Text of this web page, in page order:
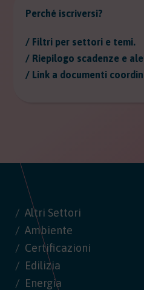
Perché iscriversi?
/ Filtri per settori e temi.
/ Riepilogo scadenze e
/ Link a documenti
Altri Settori
Ambiente
Certificazioni
Edilizia
Energia